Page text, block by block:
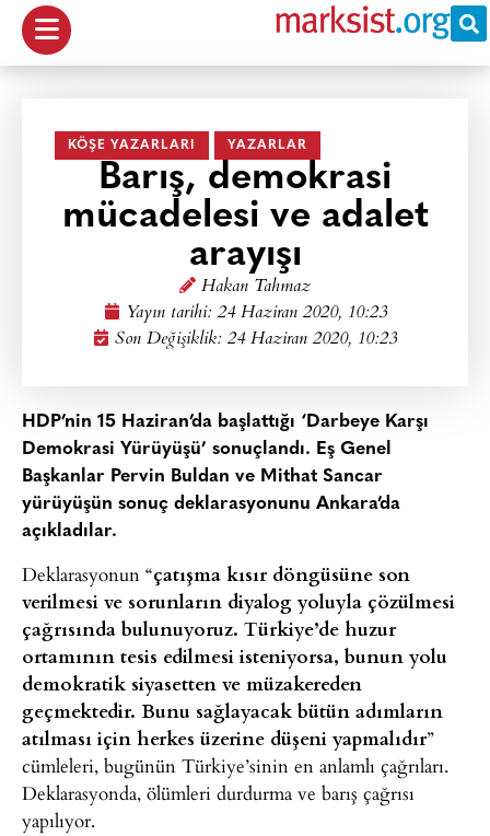
KÖŞE YAZARLARI YAZARLAR
Barış, demokrasi
mücadelesi ve adalet
arayışı
Hakan Tahmaz
Yayın tarihi: 24 Haziran 2020, 10:23
Son Değişiklik: 24 Haziran 2020, 10:23
HDP’nin 15 Haziran’da başlattığı ‘Darbeye Karşı
Demokrasi Yürüyüşü’ sonuçlandı. Eş Genel
Başkanlar Pervin Buldan ve Mithat Sancar
yürüyüşün sonuç deklarasyonunu Ankara’da
açıkladılar.
Deklarasyonun “çatışma kısır döngüsüne son
verilmesi ve sorunların diyalog yoluyla çözülmesi
çağrısında bulunuyoruz. Türkiye’de huzur
ortamının tesis edilmesi isteniyorsa, bunun yolu
demokratik siyasetten ve müzakereden
geçmektedir. Bunu sağlayacak bütün adımların
atılması için herkes üzerine düşeni yapmalıdır”
cümleleri, bugünün Türkiye’sinin en anlamlı çağrıları.
Deklarasyonda, ölümleri durdurma ve barış çağrısı
yapılıyor.